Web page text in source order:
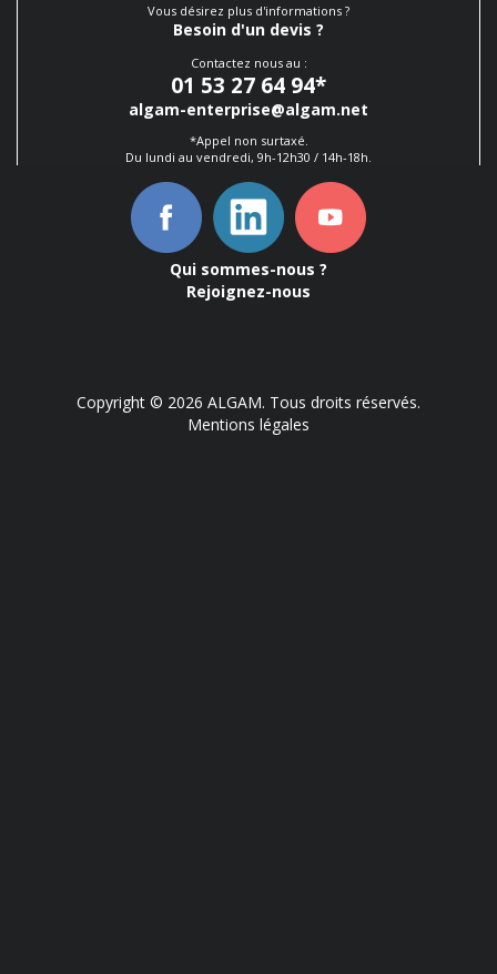
Vous désirez plus d'informations ?
Besoin d'un devis ?
Contactez nous au :
01 53 27 64 94*
algam-enterprise@algam.net
*Appel non surtaxé.
Du lundi au vendredi, 9h-12h30 / 14h-18h.
Qui sommes-nous ?
Rejoignez-nous
Copyright © 2026 ALGAM. Tous droits réservés.
Mentions légales